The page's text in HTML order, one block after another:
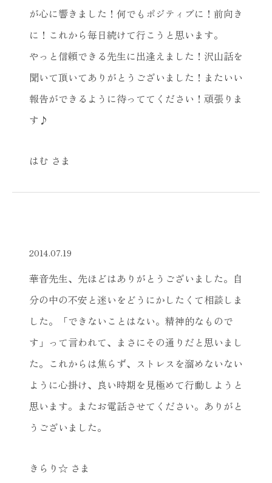
が心に響きました！何でもポジティブに！前向き
に！これから毎日続けて行こうと思います。
やっと信頼できる先生に出逢えました！沢山話を
聞いて頂いてありがとうございました！またいい
報告ができるように待っててください！頑張りま
す♪
はむ さま
2014.07.19
華音先生、先ほどはありがとうございました。自
分の中の不安と迷いをどうにかしたくて相談しま
した。「できないことはない。精神的なもので
す」って言われて、まさにその通りだと思いまし
た。これからは焦らず、ストレスを溜めないない
ように心掛け、良い時期を見極めて行動しようと
思います。またお電話させてください。ありがと
うございました。
きらり☆ さま